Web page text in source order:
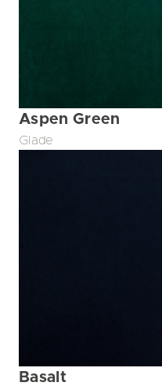
Aspen Green
Glade
Basalt